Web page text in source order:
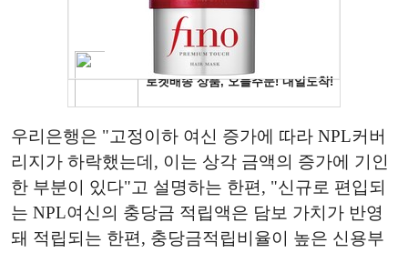
우리은행은 "고정이하 여신 증가에 따라 NPL커버
리지가 하락했는데, 이는 상각 금액의 증가에 기인
한 부분이 있다"고 설명하는 한편, "신규로 편입되
는 NPL여신의 충당금 적립액은 담보 가치가 반영
돼 적립되는 한편, 충당금적립비율이 높은 신용부